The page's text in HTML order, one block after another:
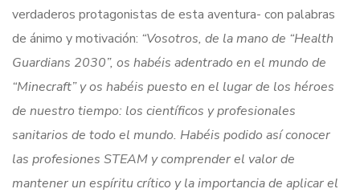
verdaderos protagonistas de esta aventura- con palabras
de ánimo y motivación: “Vosotros, de la mano de “Health
Guardians 2030”, os habéis adentrado en el mundo de
“Minecraft” y os habéis puesto en el lugar de los héroes
de nuestro tiempo: los científicos y profesionales
sanitarios de todo el mundo. Habéis podido así conocer
las profesiones STEAM y comprender el valor de
mantener un espíritu crítico y la importancia de aplicar el